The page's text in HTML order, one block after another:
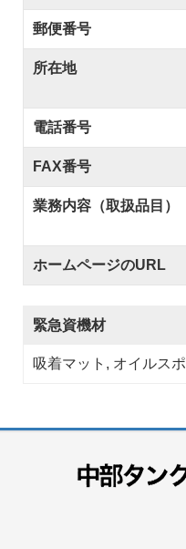
郵便番号
所在地
電話番号
FAX番号
業務内容（取扱品目）
ホームページのURL
緊急資機材
吸着マット, オイルス